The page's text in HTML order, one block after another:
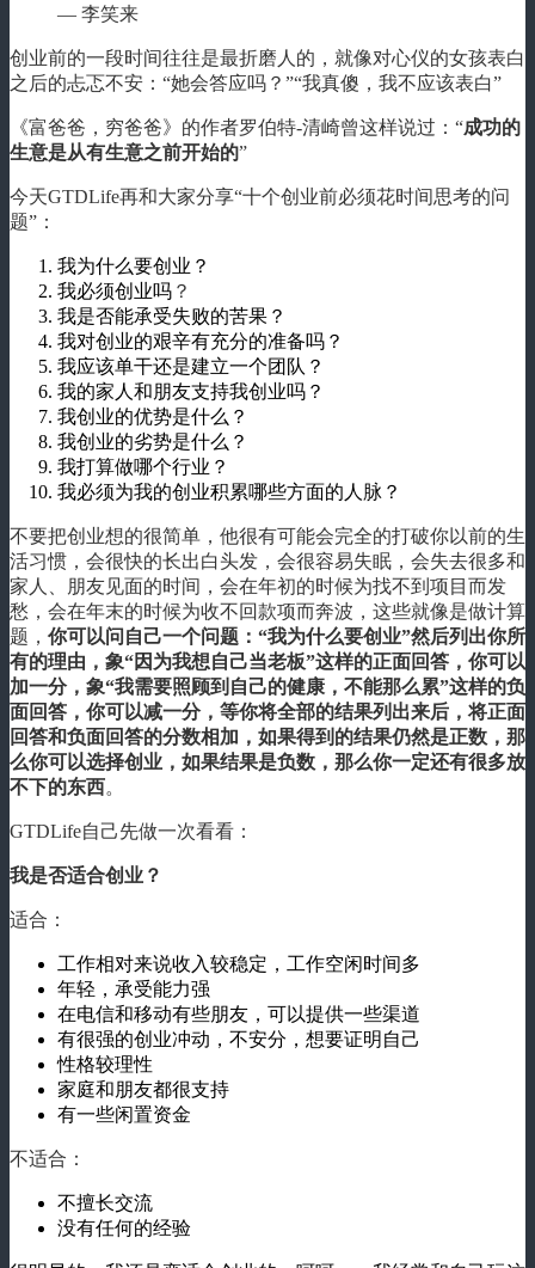
— 李笑来
创业前的一段时间往往是最折磨人的，就像对心仪的女孩表白
之后的忐忑不安：“她会答应吗？”“我真傻，我不应该表白”
《富爸爸，穷爸爸》的作者罗伯特-清崎曾这样说过：“成功的
生意是从有生意之前开始的”
今天GTDLife再和大家分享“十个创业前必须花时间思考的问
题”：
我为什么要创业？
我必须创业吗 ？
我是否能承受失败的苦果？
我对创业的艰辛有充分的准备吗？
我应该单干还是建立一个团队？
我的家人和朋友支持我创业吗？
我创业的优势是什么？
我创业的劣势是什么？
我打算做哪个行业？
我必须为我的创业积累哪些方面的人脉？
不要把创业想的很简单，他很有可能会完全的打破你以前的生
活习惯，会很快的长出白头发，会很容易失眠，会失去很多和
家人、朋友见面的时间，会在年初的时候为找不到项目而发
愁，会在年末的时候为收不回款项而奔波，这些就像是做计算
题， 你可以问自己一个问题：“我为什么要创业”然后列出你所
有的理由，象“因为我想自己当老板”这样的正面回答，你可以
加一分，象“我需要照顾到自己的健康，不能那么累”这样的负
面回答，你可以减一分，等你将全部的结果列出来后，将正面
回答和负面回答的分数相加，如果得到的结果仍然是正数，那
么你可以选择创业，如果结果是负数，那么你一定还有很多放
不下的东西。
GTDLife自己先做一次看看：
我是否适合创业？
适合：
工作相对来说收入较稳定，工作空闲时间多
年轻，承受能力强
在电信和移动有些朋友，可以提供一些渠道
有很强的创业冲动，不安分，想要证明自己
性格较理性
家庭和朋友都很支持
有一些闲置资金
不适合：
不擅长交流
没有任何的经验